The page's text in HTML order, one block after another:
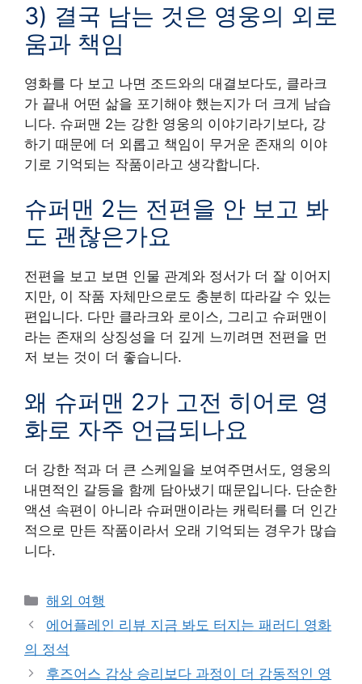
3) 결국 남는 것은 영웅의 외로
움과 책임
영화를 다 보고 나면 조드와의 대결보다도, 클라크
가 끝내 어떤 삶을 포기해야 했는지가 더 크게 남습
니다. 슈퍼맨 2는 강한 영웅의 이야기라기보다, 강
하기 때문에 더 외롭고 책임이 무거운 존재의 이야
기로 기억되는 작품이라고 생각합니다.
슈퍼맨 2는 전편을 안 보고 봐
도 괜찮은가요
전편을 보고 보면 인물 관계와 정서가 더 잘 이어지
지만, 이 작품 자체만으로도 충분히 따라갈 수 있는
편입니다. 다만 클라크와 로이스, 그리고 슈퍼맨이
라는 존재의 상징성을 더 깊게 느끼려면 전편을 먼
저 보는 것이 더 좋습니다.
왜 슈퍼맨 2가 고전 히어로 영
화로 자주 언급되나요
더 강한 적과 더 큰 스케일을 보여주면서도, 영웅의
내면적인 갈등을 함께 담아냈기 때문입니다. 단순한
액션 속편이 아니라 슈퍼맨이라는 캐릭터를 더 인간
적으로 만든 작품이라서 오래 기억되는 경우가 많습
니다.
Categories
해외 여행
에어플레인 리뷰 지금 봐도 터지는 패러디 영화
의 정석
후즈어스 감상 승리보다 과정이 더 감동적인 영